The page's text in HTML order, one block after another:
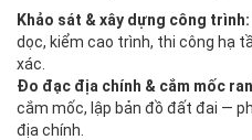
Khảo sát & xây dựng công trình:
dọc, kiểm cao trình, thi công hạ
xác.
Đo đạc địa chính & cắm mốc
cắm mốc, lập bản đồ đất đai —
địa chính.